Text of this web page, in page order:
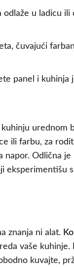
u ladicu ili
čuvajući
panel i kuhinja
urednom
ili farbu, za
Odlična
eksperimentišu
znanja ni alat.
vaše kuhinje.
kuvajte,